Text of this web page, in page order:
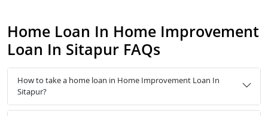
Home Loan In Home Improvement
Loan In Sitapur FAQs
How to take a home loan in Home Improvement Loan In
Sitapur?